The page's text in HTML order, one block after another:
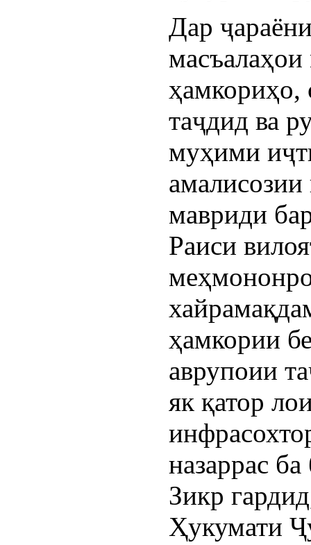
Дар
ҳамкориҳо,
таҷдид ва
муҳими
мавриди
Раиси
ҳамкории
аврупоии
як қатор
назаррас ба
Зикр
Ҳукумати